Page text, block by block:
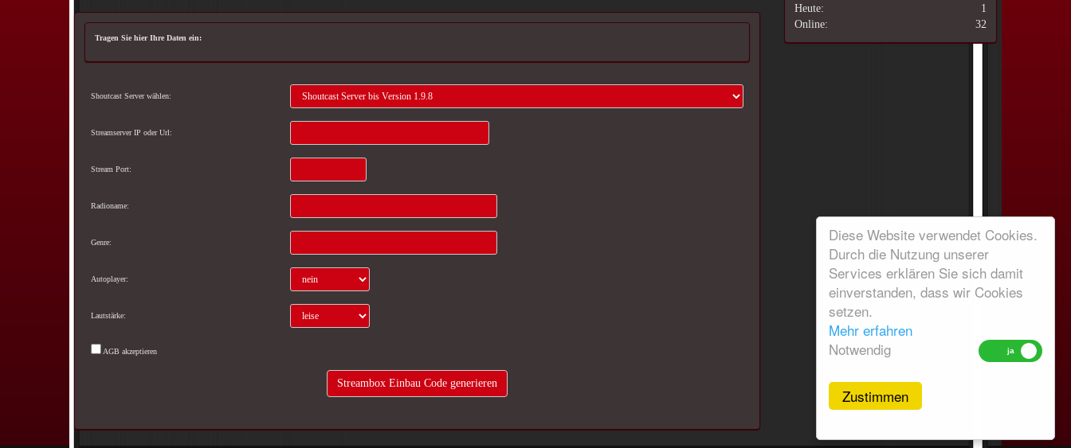
Diese Website verwendet Cookies.
Durch die Nutzung unserer
Services erklären Sie sich damit
einverstanden, dass wir Cookies
setzen.
Mehr erfahren
Notwendig
Zustimmen
Tragen Sie hier Ihre Daten ein:
Shoutcast Server wählen:
Streamserver IP oder Url:
Stream Port:
Radioname:
Genre:
Autoplayer:
Lautstärke:
AGB akzeptieren
Heute:
1
Online:
32